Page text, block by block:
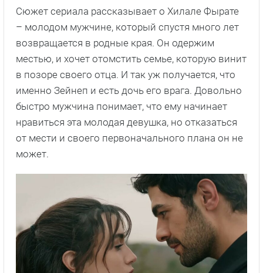
Сюжет сериала рассказывает о Хилале Фырате
– молодом мужчине, который спустя много лет
возвращается в родные края. Он одержим
местью, и хочет отомстить семье, которую винит
в позоре своего отца. И так уж получается, что
именно Зейнеп и есть дочь его врага. Довольно
быстро мужчина понимает, что ему начинает
нравиться эта молодая девушка, но отказаться
от мести и своего первоначального плана он не
может.